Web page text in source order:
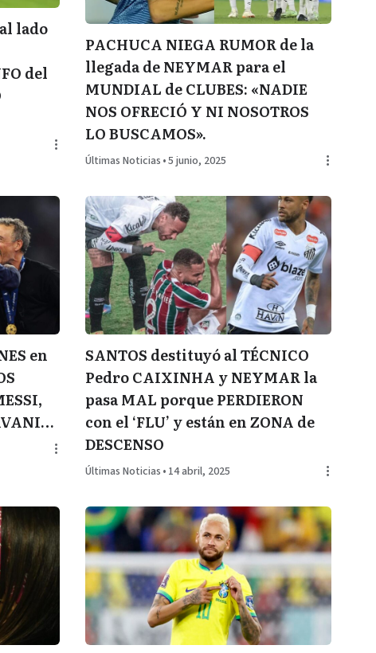
lado
del
PACHUCA NIEGA RUMOR de la
llegada de NEYMAR para el
MUNDIAL de CLUBES: «NADIE
NOS OFRECIÓ Y NI NOSOTROS
LO BUSCAMOS».
Últimas Noticias •5 junio, 2025
en
SANTOS destituyó al TÉCNICO
Pedro CAIXINHA y NEYMAR la
pasa MAL porque PERDIERON
con el ‘FLU’ y están en ZONA de
DESCENSO
Últimas Noticias • 14 abril, 2025